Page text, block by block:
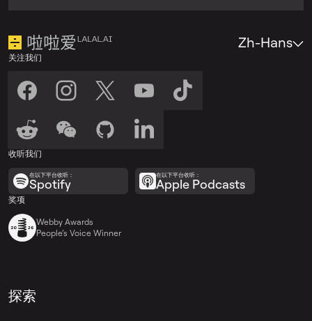
关注我们
收听我们
在以下平台收听：
Spotify
在以下平台收听：
Apple Podcasts
奖项
Webby Awards
People’s Voice Winner
Zh-Hans
探索